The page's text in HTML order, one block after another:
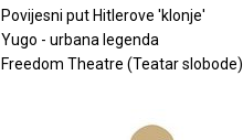
Povijesni put Hitlerove 'klonje'
Yugo - urbana legenda
Freedom Theatre (Teatar slobode)